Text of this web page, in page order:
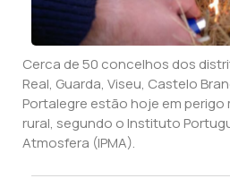
Cerca de 50 concelhos dos
Real, Guarda, Viseu, Castelo
Portalegre estão hoje em perigo
rural, segundo o Instituto
Atmosfera (IPMA).